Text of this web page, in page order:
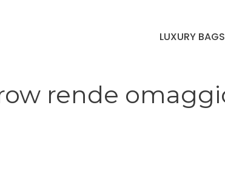
LUXURY BAGS
rende